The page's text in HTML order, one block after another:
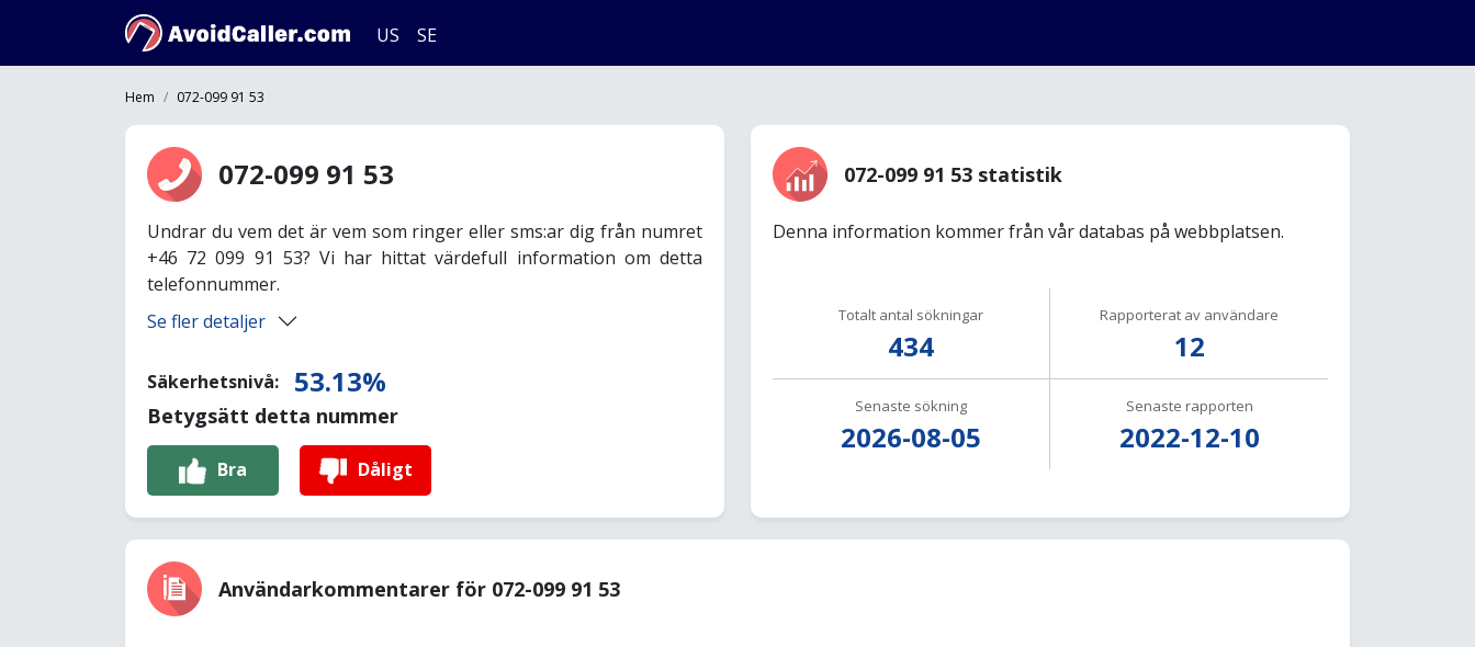
US SE
Hem 072-099 91 53
072-099 91 53
Undrar du vem det är vem som ringer eller sms:ar dig från numret
+46 72 099 91 53? Vi har hittat värdefull information om detta
telefonnummer.
Se fler detaljer
Säkerhetsnivå: 53.13%
Betygsätt detta nummer
Bra Dåligt
072-099 91 53 statistik
Denna information kommer från vår databas på webbplatsen.
Totalt antal sökningar
434
Rapporterat av användare
12
Senaste sökning
2026-08-05
Senaste rapporten
2022-12-10
Användarkommentarer för 072-099 91 53